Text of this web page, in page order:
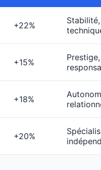
+22%
Stabilité,
+15%
Prestige,
+18%
+20%